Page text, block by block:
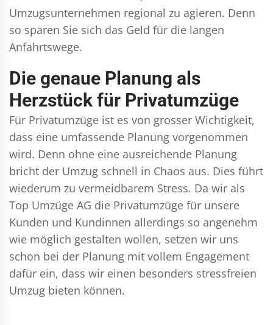
Umzugsunternehmen regional zu agieren. Denn
so sparen Sie sich das Geld für die langen
Anfahrtswege.
Die genaue Planung als
Herzstück für Privatumzüge
Für Privatumzüge ist es von grosser Wichtigkeit,
dass eine umfassende Planung vorgenommen
wird. Denn ohne eine ausreichende Planung
bricht der Umzug schnell in Chaos aus. Dies führt
wiederum zu vermeidbarem Stress. Da wir als
Top Umzüge AG die Privatumzüge für unsere
Kunden und Kundinnen allerdings so angenehm
wie möglich gestalten wollen, setzen wir uns
schon bei der Planung mit vollem Engagement
dafür ein, dass wir einen besonders stressfreien
Umzug bieten können.